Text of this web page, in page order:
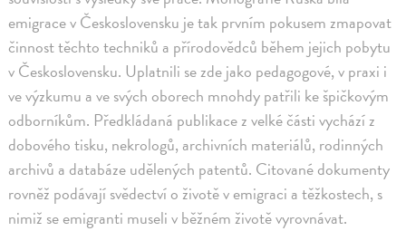
emigrace v Československu je tak prvním pokusem zmapovat
činnost těchto techniků a přírodovědců během jejich pobytu
v Československu. Uplatnili se zde jako pedagogové, v praxi i
ve výzkumu a ve svých oborech mnohdy patřili ke špičkovým
odborníkům. Předkládaná publikace z velké části vychází z
dobového tisku, nekrologů, archivních materiálů, rodinných
archivů a databáze udělených patentů. Citované dokumenty
rovněž podávají svědectví o životě v emigraci a těžkostech, s
nimiž se emigranti museli v běžném životě vyrovnávat.